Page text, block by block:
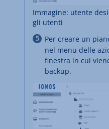
Immagine: utente
gli utenti
Per creare un
nel menu delle
finestra in cui
backup.